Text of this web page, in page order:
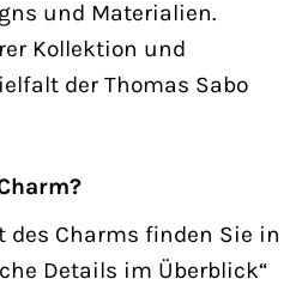
und Materialien.
Kollektion und
der Thomas Sabo
des Charms finden Sie in
Details im Überblick“